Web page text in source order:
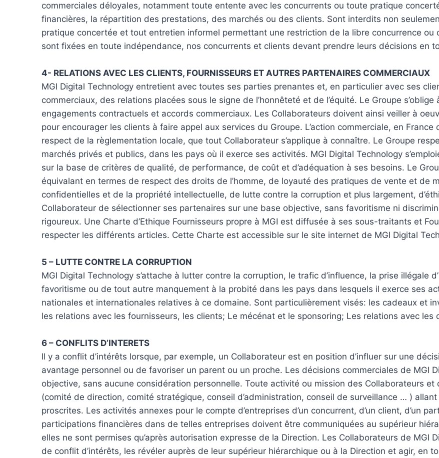
commerciales déloyales, notamment toute entente avec les concurrents ou toute pratique
financières, la répartition des prestations, des marchés ou des clients. Sont interdits non
pratique concertée et tout entretien informel permettant une restriction de la libre concurrence ou
sont fixées en toute indépendance, nos concurrents et clients devant prendre leurs décisions en
4- RELATIONS AVEC LES CLIENTS, FOURNISSEURS ET AUTRES PARTENAIRES COMMERCIAUX
MGI Digital Technology entretient avec toutes ses parties prenantes et, en particulier avec ses
commerciaux, des relations placées sous le signe de l’honnêteté et de l’équité. Le Groupe
engagements contractuels et accords commerciaux. Les Collaborateurs doivent ainsi veiller à
pour encourager les clients à faire appel aux services du Groupe. L’action commerciale, en France
respect de la règlementation locale, que tout Collaborateur s’applique à connaître. Le Groupe
marchés privés et publics, dans les pays où il exerce ses activités. MGI Digital Technology
sur la base de critères de qualité, de performance, de coût et d’adéquation à ses besoins. Le
équivalant en termes de respect des droits de l’homme, de loyauté des pratiques de vente et de
confidentielles et de la propriété intellectuelle, de lutte contre la corruption et plus largement,
Collaborateur de sélectionner ses partenaires sur une base objective, sans favoritisme ni
rigoureux. Une Charte d’Ethique Fournisseurs propre à MGI est diffusée à ses sous-traitants et
respecter les différents articles. Cette Charte est accessible sur le site internet de MGI Digital
5 – LUTTE CONTRE LA CORRUPTION
MGI Digital Technology s’attache à lutter contre la corruption, le trafic d’influence, la prise illégale
favoritisme ou de tout autre manquement à la probité dans les pays dans lesquels il exerce ses
nationales et internationales relatives à ce domaine. Sont particulièrement visés: les cadeaux et
les relations avec les fournisseurs, les clients; Le mécénat et le sponsoring; Les relations avec
6 – CONFLITS D’INTERETS
Il y a conflit d’intérêts lorsque, par exemple, un Collaborateur est en position d’influer sur une
avantage personnel ou de favoriser un parent ou un proche. Les décisions commerciales de MGI
objective, sans aucune considération personnelle. Toute activité ou mission des Collaborateurs
(comité de direction, comité stratégique, conseil d’administration, conseil de surveillance … )
proscrites. Les activités annexes pour le compte d’entreprises d’un concurrent, d’un client, d’un
participations financières dans de telles entreprises doivent être communiquées au supérieur
elles ne sont permises qu’après autorisation expresse de la Direction. Les Collaborateurs de MGI
de conflit d’intérêts, les révéler auprès de leur supérieur hiérarchique ou à la Direction et agir, en